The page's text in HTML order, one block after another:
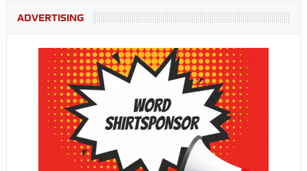
ADVERTISING